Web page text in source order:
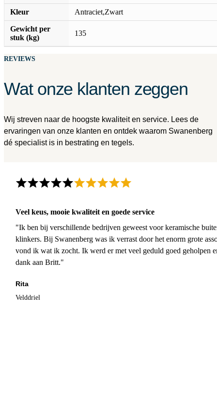
Kleur Antraciet,Zwart
Gewicht per
stuk (kg)
135
REVIEWS
Wat onze klanten zeggen
Wij streven naar de hoogste kwaliteit en service. Lees de
ervaringen van onze klanten en ontdek waarom Swanenberg
dé specialist is in bestrating en tegels.
Veel keus, mooie kwaliteit en goede service
"Ik ben bij verschillende bedrijven geweest voor keramische
klinkers. Bij Swanenberg was ik verrast door het enorm grote
vond ik wat ik zocht. Ik werd er met veel geduld goed geholpen
dank aan Britt."
Rita
Velddriel